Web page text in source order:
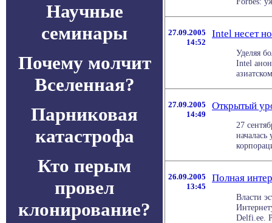
Научные
семинары
Почему молчит
Вселенная?
Парниковая
катастрофа
Кто перым
провел
клонирование?
27.09.2005
14:52
Intel несет
Уделяя
Intel
27.09.2005
14:49
Открытый
27
26.09.2005
13:45
Полная
Власти
Delfi.ee.